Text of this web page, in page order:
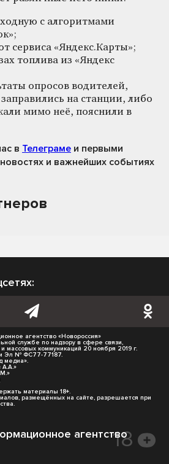
с алгоритмами
сервиса «Яндекс.Карты»;
топлива из «Яндекс
опросов водителей,
на станции, либо
мимо неё, пояснили в
в Телеграме и первыми
и важнейших событиях
агентство «Новороссия»
службе по надзору в сфере связи,
массовых коммуникаций 20 ноября 2019 г.
Эл № ФС77-77187.
медиа».
А.А.»
материалы 18+.
размещённых на сайте, разрешается при
агентство